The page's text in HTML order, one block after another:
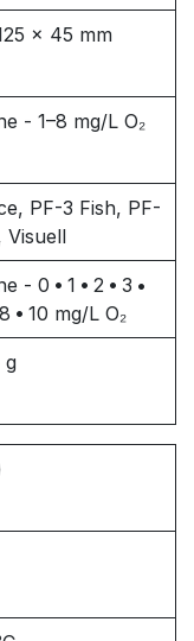
x 45 mm
- 1–8 mg/L O₂
PF-3 Fish, PF-
Visuell
- 0 • 1 • 2 • 3 •
• 10 mg/L O₂
g